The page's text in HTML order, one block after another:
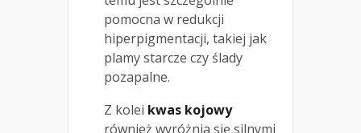
pomocna w redukcji
hiperpigmentacji, takiej jak
plamy starcze czy ślady
pozapalne.
Z kolei kwas kojowy
również wyróżnia się silnymi